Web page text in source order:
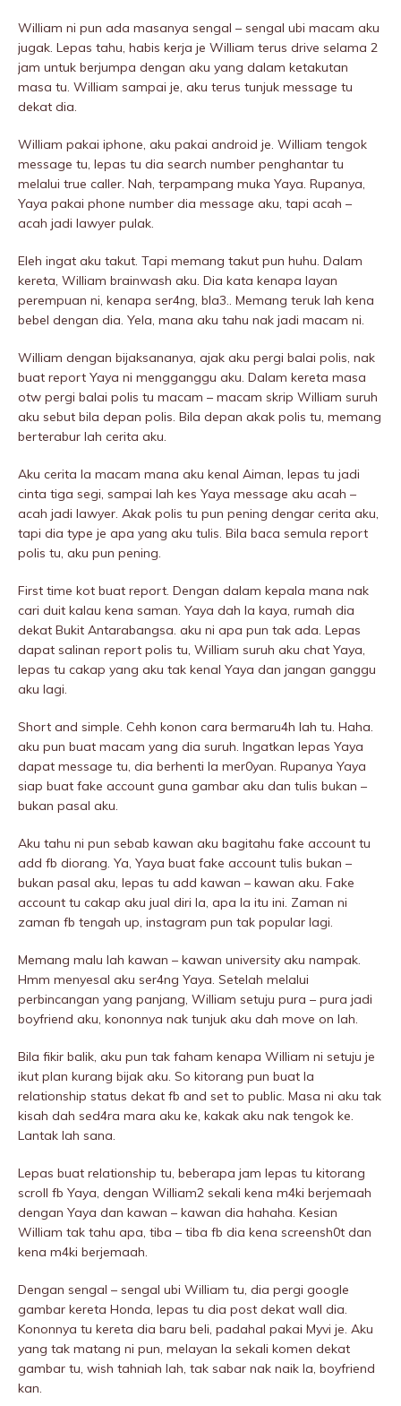
William ni pun ada masanya sengal – sengal ubi macam aku
jugak. Lepas tahu, habis kerja je William terus drive selama 2
jam untuk berjumpa dengan aku yang dalam ketakutan
masa tu. William sampai je, aku terus tunjuk message tu
dekat dia.
William pakai iphone, aku pakai android je. William tengok
message tu, lepas tu dia search number penghantar tu
melalui true caller. Nah, terpampang muka Yaya. Rupanya,
Yaya pakai phone number dia message aku, tapi acah –
acah jadi lawyer pulak.
Eleh ingat aku takut. Tapi memang takut pun huhu. Dalam
kereta, William brainwash aku. Dia kata kenapa layan
perempuan ni, kenapa ser4ng, bla3.. Memang teruk lah kena
bebel dengan dia. Yela, mana aku tahu nak jadi macam ni.
William dengan bijaksananya, ajak aku pergi balai polis, nak
buat report Yaya ni mengganggu aku. Dalam kereta masa
otw pergi balai polis tu macam – macam skrip William suruh
aku sebut bila depan polis. Bila depan akak polis tu, memang
berterabur lah cerita aku.
Aku cerita la macam mana aku kenal Aiman, lepas tu jadi
cinta tiga segi, sampai lah kes Yaya message aku acah –
acah jadi lawyer. Akak polis tu pun pening dengar cerita aku,
tapi dia type je apa yang aku tulis. Bila baca semula report
polis tu, aku pun pening.
First time kot buat report. Dengan dalam kepala mana nak
cari duit kalau kena saman. Yaya dah la kaya, rumah dia
dekat Bukit Antarabangsa. aku ni apa pun tak ada. Lepas
dapat salinan report polis tu, William suruh aku chat Yaya,
lepas tu cakap yang aku tak kenal Yaya dan jangan ganggu
aku lagi.
Short and simple. Cehh konon cara bermaru4h lah tu. Haha.
aku pun buat macam yang dia suruh. Ingatkan lepas Yaya
dapat message tu, dia berhenti la mer0yan. Rupanya Yaya
siap buat fake account guna gambar aku dan tulis bukan –
bukan pasal aku.
Aku tahu ni pun sebab kawan aku bagitahu fake account tu
add fb diorang. Ya, Yaya buat fake account tulis bukan –
bukan pasal aku, lepas tu add kawan – kawan aku. Fake
account tu cakap aku jual diri la, apa la itu ini. Zaman ni
zaman fb tengah up, instagram pun tak popular lagi.
Memang malu lah kawan – kawan university aku nampak.
Hmm menyesal aku ser4ng Yaya. Setelah melalui
perbincangan yang panjang, William setuju pura – pura jadi
boyfriend aku, kononnya nak tunjuk aku dah move on lah.
Bila fikir balik, aku pun tak faham kenapa William ni setuju je
ikut plan kurang bijak aku. So kitorang pun buat la
relationship status dekat fb and set to public. Masa ni aku tak
kisah dah sed4ra mara aku ke, kakak aku nak tengok ke.
Lantak lah sana.
Lepas buat relationship tu, beberapa jam lepas tu kitorang
scroll fb Yaya, dengan William2 sekali kena m4ki berjemaah
dengan Yaya dan kawan – kawan dia hahaha. Kesian
William tak tahu apa, tiba – tiba fb dia kena screensh0t dan
kena m4ki berjemaah.
Dengan sengal – sengal ubi William tu, dia pergi google
gambar kereta Honda, lepas tu dia post dekat wall dia.
Kononnya tu kereta dia baru beli, padahal pakai Myvi je. Aku
yang tak matang ni pun, melayan la sekali komen dekat
gambar tu, wish tahniah lah, tak sabar nak naik la, boyfriend
kan.